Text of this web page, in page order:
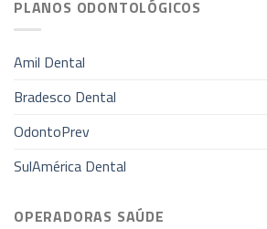
PLANOS ODONTOLÓGICOS
Amil Dental
Bradesco Dental
OdontoPrev
SulAmérica Dental
OPERADORAS SAÚDE